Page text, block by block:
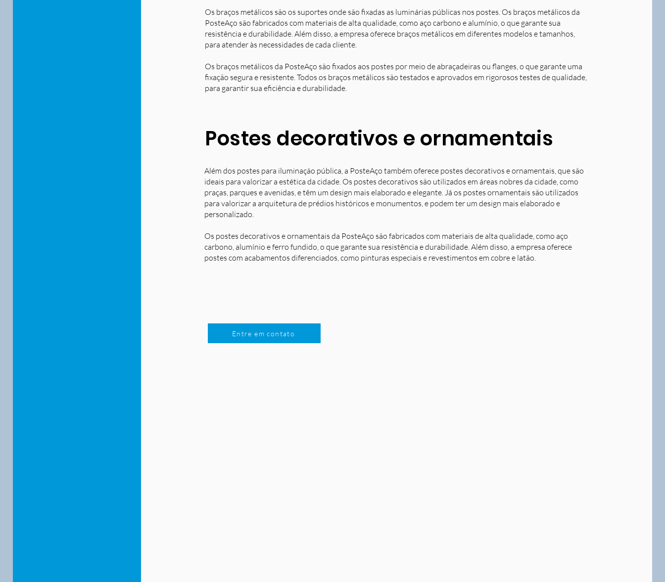
Os braços metálicos são os suportes onde são fixadas as luminárias públicas nos postes. Os braços metálicos da
PosteAço são fabricados com materiais de alta qualidade, como aço carbono e alumínio, o que garante sua
resistência e durabilidade. Além disso, a empresa oferece braços metálicos em diferentes modelos e tamanhos,
para atender às necessidades de cada cliente.
Os braços metálicos da PosteAço são fixados aos postes por meio de abraçadeiras ou flanges, o que garante uma
fixação segura e resistente. Todos os braços metálicos são testados e aprovados em rigorosos testes de qualidade,
para garantir sua eficiência e durabilidade.
Postes decorativos e ornamentais
Além dos postes para iluminação pública, a PosteAço também oferece postes decorativos e ornamentais, que são
ideais para valorizar a estética da cidade. Os postes decorativos são utilizados em áreas nobres da cidade, como
praças, parques e avenidas, e têm um design mais elaborado e elegante. Já os postes ornamentais são utilizados
para valorizar a arquitetura de prédios históricos e monumentos, e podem ter um design mais elaborado e
personalizado.
Os postes decorativos e ornamentais da PosteAço são fabricados com materiais de alta qualidade, como aço
carbono, alumínio e ferro fundido, o que garante sua resistência e durabilidade. Além disso, a empresa oferece
postes com acabamentos diferenciados, como pinturas especiais e revestimentos em cobre e latão.
Entre em contato